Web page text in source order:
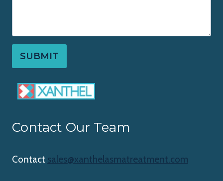
SUBMIT
Contact Our Team
Contact sales@xanthelasmatreatment.com